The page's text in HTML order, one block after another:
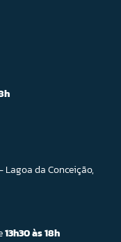
da Conceição,
13h30 às 18h